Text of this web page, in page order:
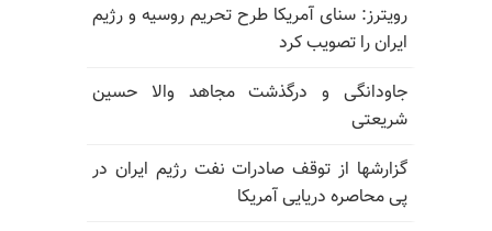
رویترز: سنای آمریکا طرح تحریم روسیه و رژیم
ایران را تصویب کرد
جاودانگی و درگذشت مجاهد والا حسین
شریعتی
گزارشها از توقف صادرات نفت رژیم ایران در
پی محاصره دریایی آمریکا